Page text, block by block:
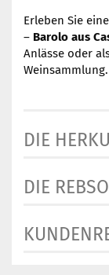
Erleben Sie
– Barolo aus
Anlässe oder
Weinsammlung.
DIE
DIE